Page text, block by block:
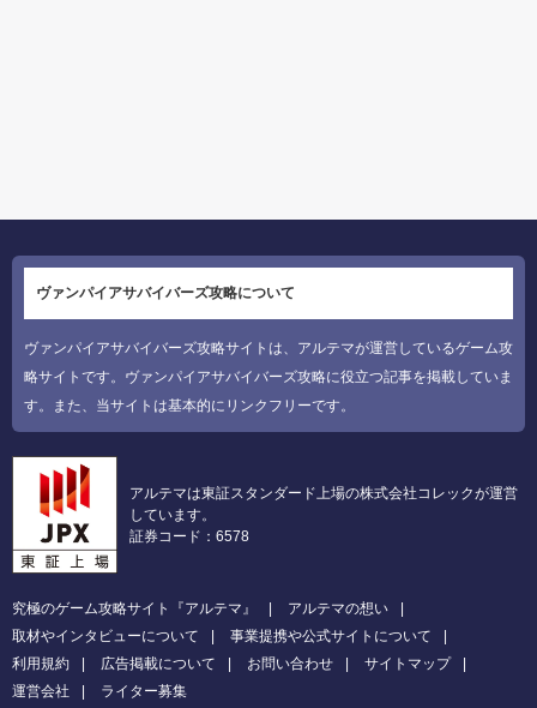
ヴァンパイアサバイバーズ攻略について
ヴァンパイアサバイバーズ攻略サイトは、アルテマが運営しているゲーム攻
略サイトです。ヴァンパイアサバイバーズ攻略に役立つ記事を掲載していま
す。また、当サイトは基本的にリンクフリーです。
アルテマは東証スタンダード上場の株式会社コレックが運営
しています。
証券コード：6578
究極のゲーム攻略サイト『アルテマ』
アルテマの想い
取材やインタビューについて
事業提携や公式サイトについて
利用規約
広告掲載について お問い合わせ
サイトマップ
運営会社
ライター募集